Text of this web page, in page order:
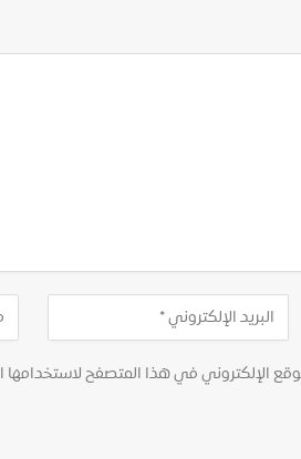
الإلكتروني في هذا المتصفح لاستخدامها